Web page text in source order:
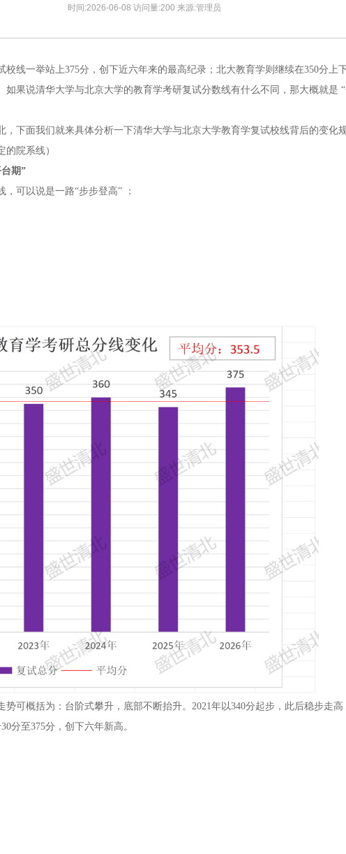
时间:2026-06-08 访问量:200 来源:管理员
校线一举站上375分，创下近六年来的最高纪录；北大教育学则继续在350分上
如果说清华大学与北京大学的教育学考研复试分数线有什么不同，那大概就是
，下面我们就来具体分析一下清华大学与北京大学教育学复试校线背后的变化
院系线）
期”
可以说是一路“步步登高” ：
可概括为：台阶式攀升，底部不断抬升。2021年以340分起步，此后稳步走高
分至375分，创下六年新高。